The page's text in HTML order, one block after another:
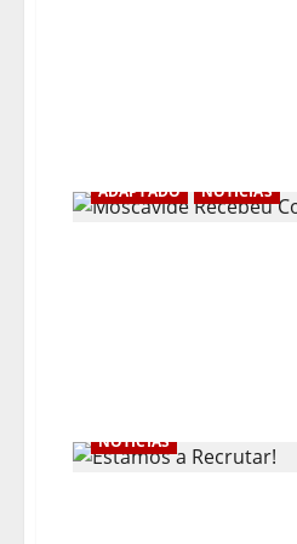
ADAPTADO NOTÍCIAS
NOTÍCIAS